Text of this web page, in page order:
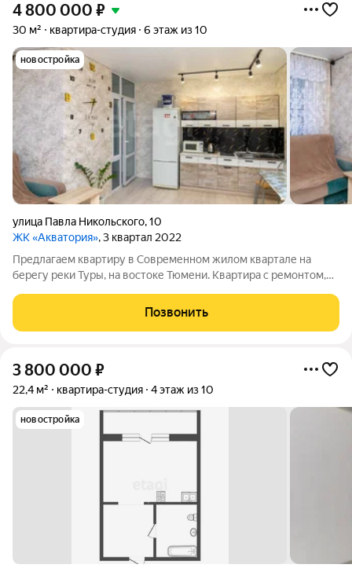
4 800 000 ₽
30 м² квартира-студия 6 этаж из 10
новостройка
улица Павла Никольского,10
ЖК «Акватория», 3 квартал 2022
Предлагаем квартиру в Современном жилом квартале на
берегу реки Туры, на востоке Тюмени. Квартира с ремонтом,
доступность, благоприятная экология жилого комплекса Вас
очень порадуют. ПЕШЕХОДНЫЙ
Позвонить
3 800 000 ₽
22,4 м² квартира-студия 4 этаж из 10
новостройка